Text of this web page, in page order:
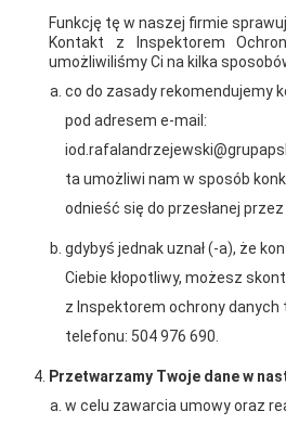
gra z WOŚP. Powstała
firmowa eSkarbonka na
rzecz gastroenterologii
dziecięcej
Funkcję tę w naszej firmie
Kontakt z Inspektorem
umożliwiliśmy Ci na kilka
co do zasady rekomendujemy
pod adresem e-mail:
ta umożliwi nam w sposób
odnieść się do przesłanej
gdybyś jednak uznał (-a), że
Ciebie kłopotliwy, możesz
z Inspektorem ochrony
telefonu: 504 976 690.
Przetwarzamy Twoje dane w
w celu zawarcia umowy oraz